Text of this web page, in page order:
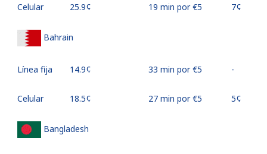
Celular ⁦25.9¢⁩ 19 min por ⁦€5⁩ ⁦7¢⁩
Bahrain
Línea fija ⁦14.9¢⁩ 33 min por ⁦€5⁩ -
Celular ⁦18.5¢⁩ 27 min por ⁦€5⁩ ⁦5¢⁩
Bangladesh